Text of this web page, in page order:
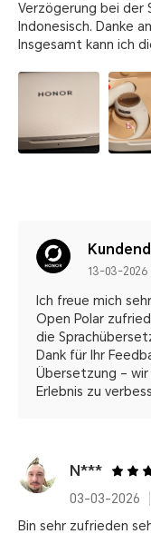
Verzögerung bei der
Indonesisch. Danke
Insgesamt kann ich
13-03-2026
Ich freue mich
Open Polar
die
Dank für Ihr
Übersetzung –
Erlebnis zu
N***
03-03-2026
Bin sehr zufrieden